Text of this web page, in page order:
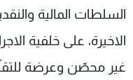
السلطات المالية
الاخيرة، على خلفية
غير محصّن وعرضة